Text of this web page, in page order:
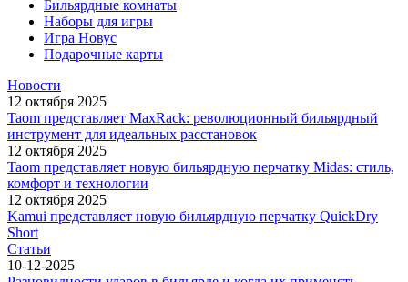
Бильярдные комнаты
Наборы для игры
Игра Новус
Подарочные карты
Новости
12 октября 2025
Taom представляет MaxRack: революционный бильярдный
инструмент для идеальных расстановок
12 октября 2025
Taom представляет новую бильярдную перчатку Midas: стиль,
комфорт и технологии
12 октября 2025
Kamui представляет новую бильярдную перчатку QuickDry
Short
Статьи
10-12-2025